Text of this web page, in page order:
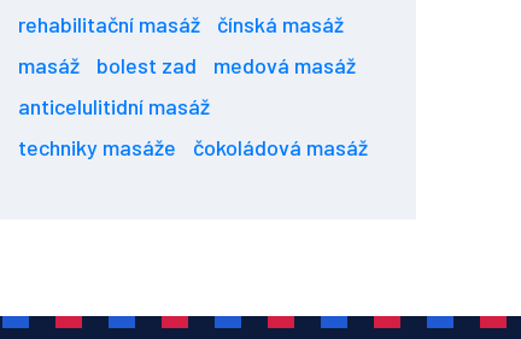
rehabilitační masáž
čínská masáž
masáž
bolest zad
medová masáž
anticelulitidní masáž
techniky masáže
čokoládová masáž